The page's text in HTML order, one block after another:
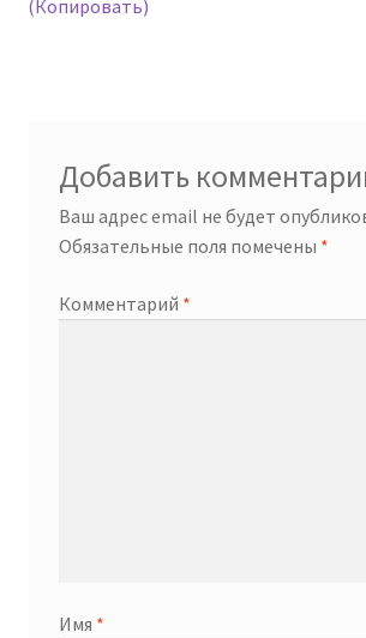
записям
(Копировать)
Добавить
Ваш адрес email не будет
Обязательные поля помечены *
Комментарий *
Имя *